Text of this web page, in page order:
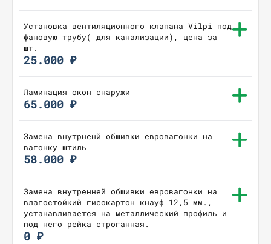
Установка вентиляционного клапана Vilpi под
фановую трубу( для канализации), цена за
шт.
25.000 ₽
Ламинация окон снаружи
65.000 ₽
Замена внутрненй обшивки евровагонки на
вагонку штиль
58.000 ₽
Замена внутренней обшивки евровагонки на
влагостойкий гисокартон кнауф 12,5 мм.,
устанавливается на металлический профиль и
под него рейка строганная.
0 ₽